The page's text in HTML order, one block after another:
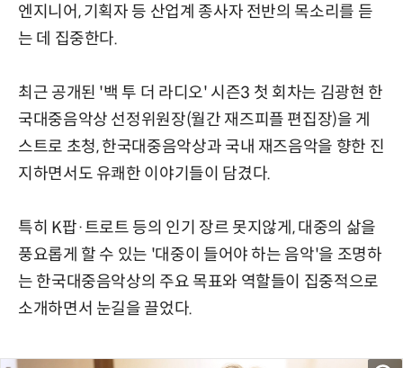
엔지니어, 기획자 등 산업계 종사자 전반의 목소리를 듣
는 데 집중한다.
최근 공개된 '백 투 더 라디오' 시즌3 첫 회차는 김광현 한
국대중음악상 선정위원장(월간 재즈피플 편집장)을 게
스트로 초청, 한국대중음악상과 국내 재즈음악을 향한 진
지하면서도 유쾌한 이야기들이 담겼다.
특히 K팝·트로트 등의 인기 장르 못지않게, 대중의 삶을
풍요롭게 할 수 있는 '대중이 들어야 하는 음악'을 조명하
는 한국대중음악상의 주요 목표와 역할들이 집중적으로
소개하면서 눈길을 끌었다.